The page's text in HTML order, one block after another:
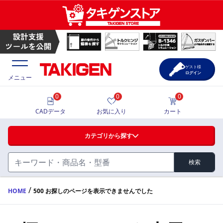
ハンドル・取手・つまみ・周辺機器
FA・A
蝶番・ステー・周辺機器
価格一覧
製品カタログ
メニュー
カテゴリから探す
検索
0
CADデータ
0
お気に入り
0
カート
ゲスト様
ログイン
HOME / 500 お探しのページを表示できませんでした